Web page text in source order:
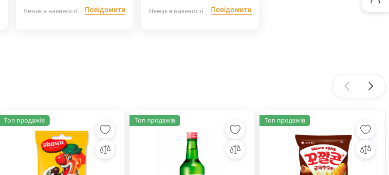
Немає в наявності Повідомити Немає в наявності Повідомити
Топ продажів Топ продажів Топ продажів